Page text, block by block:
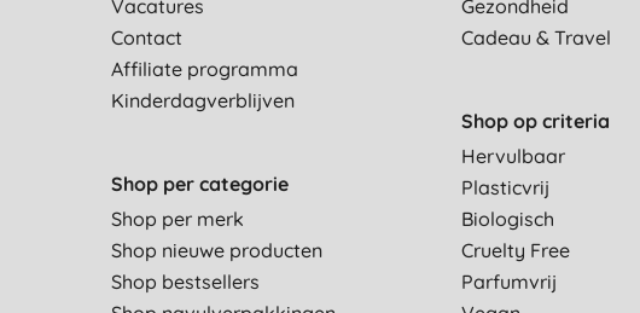
Vacatures
Contact
Affiliate programma
Kinderdagverblijven
Shop per categorie
Shop per merk
Shop nieuwe producten
Shop bestsellers
Gezondheid
Cadeau & Travel
Shop op criteria
Hervulbaar
Plasticvrij
Biologisch
Cruelty Free
Parfumvrij